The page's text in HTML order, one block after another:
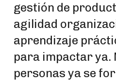
gestión de
agilidad
aprendizaje
para impactar ya.
personas ya se